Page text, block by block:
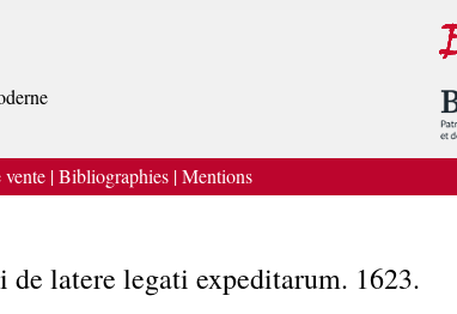
vente |Bibliographies |Mentions
latere legati expeditarum. 1623.